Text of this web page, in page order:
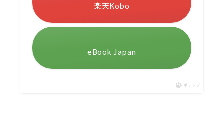
楽天Kobo
eBook Japan
ポチップ